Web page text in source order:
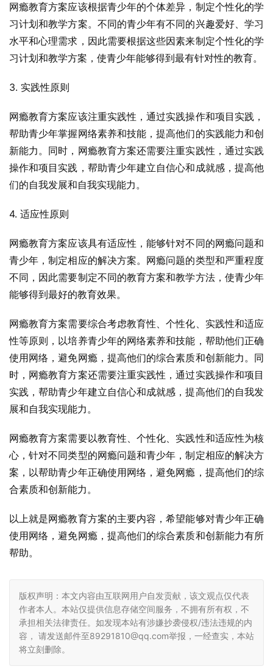
网瘾教育方案应该根据青少年的个体差异，制定个性化的学
习计划和教学方案。不同的青少年有不同的兴趣爱好、学习
水平和心理需求，因此需要根据这些因素来制定个性化的学
习计划和教学方案，使青少年能够得到最有针对性的教育。
3. 实践性原则
网瘾教育方案应该注重实践性，通过实践操作和项目实践，
帮助青少年掌握网络素养和技能，提高他们的实践能力和创
新能力。同时，网瘾教育方案还需要注重实践性，通过实践
操作和项目实践，帮助青少年建立自信心和成就感，提高他
们的自我发展和自我实现能力。
4. 适应性原则
网瘾教育方案应该具有适应性，能够针对不同的网瘾问题和
青少年，制定相应的解决方案。网瘾问题的类型和严重程度
不同，因此需要制定不同的教育方案和教学方法，使青少年
能够得到最好的教育效果。
网瘾教育方案需要综合考虑教育性、个性化、实践性和适应
性等原则，以培养青少年的网络素养和技能，帮助他们正确
使用网络，避免网瘾，提高他们的综合素质和创新能力。同
时，网瘾教育方案还需要注重实践性，通过实践操作和项目
实践，帮助青少年建立自信心和成就感，提高他们的自我发
展和自我实现能力。
网瘾教育方案需要以教育性、个性化、实践性和适应性为核
心，针对不同类型的网瘾问题和青少年，制定相应的解决方
案，以帮助青少年正确使用网络，避免网瘾，提高他们的综
合素质和创新能力。
以上就是网瘾教育方案的主要内容，希望能够对青少年正确
使用网络，避免网瘾，提高他们的综合素质和创新能力有所
帮助。
版权声明：本文内容由互联网用户自发贡献，该文观点仅代表
作者本人。本站仅提供信息存储空间服务，不拥有所有权，不
承担相关法律责任。如发现本站有涉嫌抄袭侵权/违法违规的内
容， 请发送邮件至89291810@qq.com举报，一经查实，本站
将立刻删除。